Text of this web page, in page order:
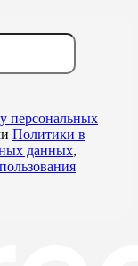
персональных
Политики в
данных,